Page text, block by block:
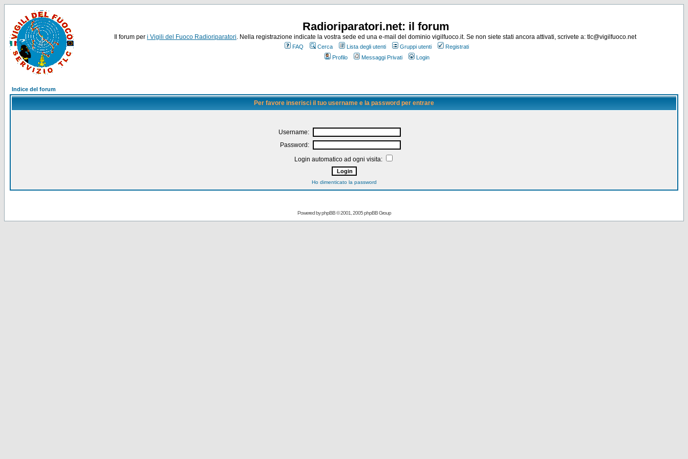
Radioriparatori.net: il forum
Il forum per i Vigili del Fuoco Radioriparatori. Nella registrazione indicate la vostra sede ed una e-mail del dominio vigilfuoco.it. Se non siete stati ancora attivati, scrivete a: tlc@vigilfuoco.net
FAQ Cerca Lista degli utenti Gruppi utenti
Registrati
Profilo
Messaggi Privati Login
Indice del forum
Per favore inserisci il tuo username e la password per entrare
Username:
Password:
Login automatico ad ogni visita:
Ho dimenticato la password
Powered byphpBB© 2001, 2005 phpBB Group